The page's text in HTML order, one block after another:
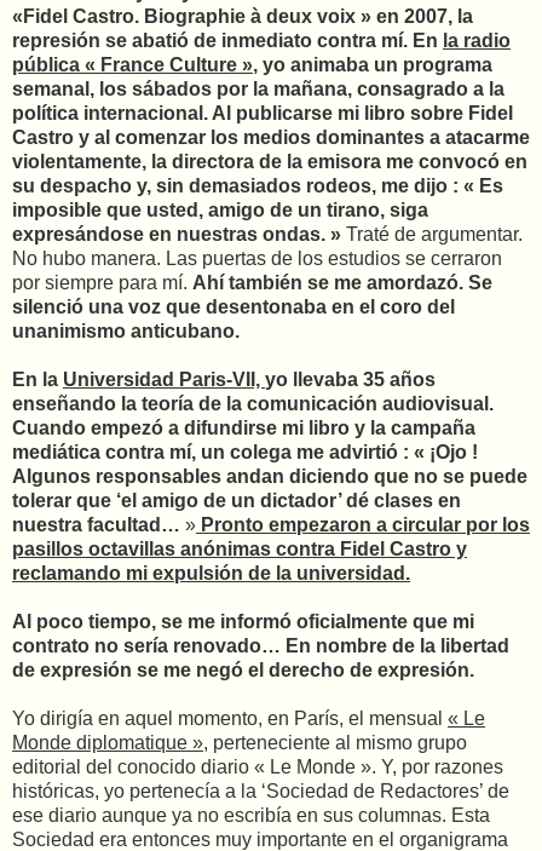
«Fidel Castro. Biographie à deux voix » en 2007, la
represión se abatió de inmediato contra mí. En la radio
pública « France Culture », yo animaba un programa
semanal, los sábados por la mañana, consagrado a la
política internacional. Al publicarse mi libro sobre Fidel
Castro y al comenzar los medios dominantes a atacarme
violentamente, la directora de la emisora me convocó en
su despacho y, sin demasiados rodeos, me dijo : « Es
imposible que usted, amigo de un tirano, siga
expresándose en nuestras ondas. » Traté de argumentar.
No hubo manera. Las puertas de los estudios se cerraron
por siempre para mí. Ahí también se me amordazó. Se
silenció una voz que desentonaba en el coro del
unanimismo anticubano.
En la Universidad Paris-VII, yo llevaba 35 años
enseñando la teoría de la comunicación audiovisual.
Cuando empezó a difundirse mi libro y la campaña
mediática contra mí, un colega me advirtió : « ¡Ojo !
Algunos responsables andan diciendo que no se puede
tolerar que ‘el amigo de un dictador’ dé clases en
nuestra facultad… » Pronto empezaron a circular por los
pasillos octavillas anónimas contra Fidel Castro y
reclamando mi expulsión de la universidad.
Al poco tiempo, se me informó oficialmente que mi
contrato no sería renovado… En nombre de la libertad
de expresión se me negó el derecho de expresión.
Yo dirigía en aquel momento, en París, el mensual « Le
Monde diplomatique », perteneciente al mismo grupo
editorial del conocido diario « Le Monde ». Y, por razones
históricas, yo pertenecía a la ‘Sociedad de Redactores’ de
ese diario aunque ya no escribía en sus columnas. Esta
Sociedad era entonces muy importante en el organigrama